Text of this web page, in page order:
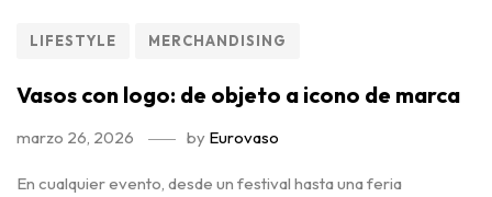
LIFESTYLE MERCHANDISING
Vasos con logo: de objeto a icono de marca
marzo 26, 2026 by Eurovaso
En cualquier evento, desde un festival hasta una feria